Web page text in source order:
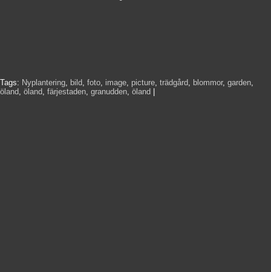
Tags: Nyplantering, bild, foto, image, picture, trädgård, blommor, garden,
öland, öland, färjestaden, granudden, öland